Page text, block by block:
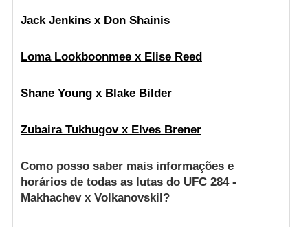
Jack Jenkins x Don Shainis
Loma Lookboonmee x Elise Reed
Shane Young x Blake Bilder
Zubaira Tukhugov x Elves Brener
Como posso saber mais informações e
horários de todas as lutas do UFC 284 -
Makhachev x Volkanovskil?